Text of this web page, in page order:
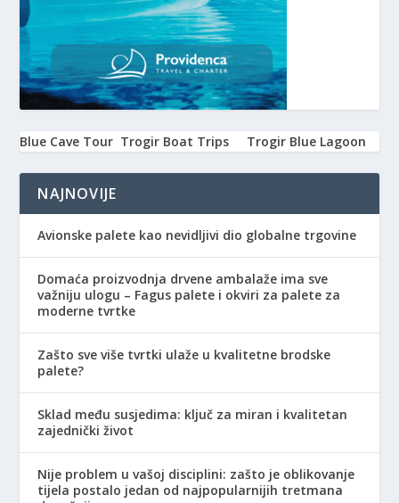
Blue Cave Tour Trogir Boat Trips Trogir Blue Lagoon
NAJNOVIJE
Avionske palete kao nevidljivi dio globalne trgovine
Domaća proizvodnja drvene ambalaže ima sve
važniju ulogu – Fagus palete i okviri za palete za
moderne tvrtke
Zašto sve više tvrtki ulaže u kvalitetne brodske
palete?
Sklad među susjedima: ključ za miran i kvalitetan
zajednički život
Nije problem u vašoj disciplini: zašto je oblikovanje
tijela postalo jedan od najpopularnijih tretmana